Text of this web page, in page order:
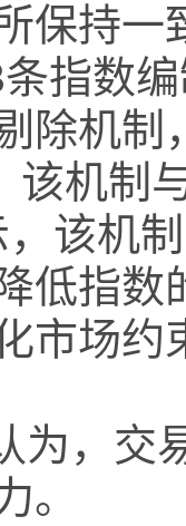
保持一
指数
除机制
该机制
该机
低指
市场
为，交
。